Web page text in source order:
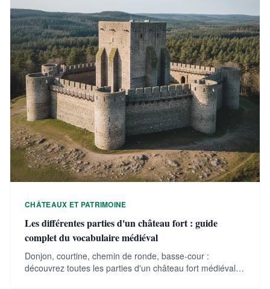
CHÂTEAUX ET PATRIMOINE
Les différentes parties d'un château fort : guide
complet du vocabulaire médiéval
Donjon, courtine, chemin de ronde, basse-cour :
découvrez toutes les parties d'un château fort médiéval,